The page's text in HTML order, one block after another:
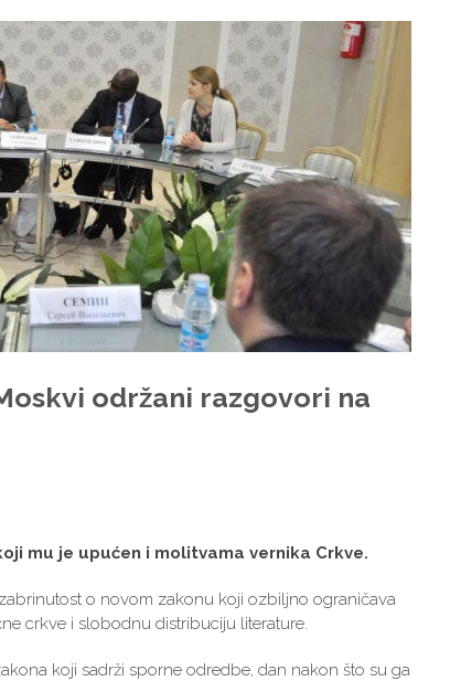
održani razgovori na
mu je upućen i molitvama vernika Crkve.
o novom zakonu koji ozbiljno ograničava
crkve i slobodnu distribuciju literature.
koji sadrži sporne odredbe, dan nakon što su ga